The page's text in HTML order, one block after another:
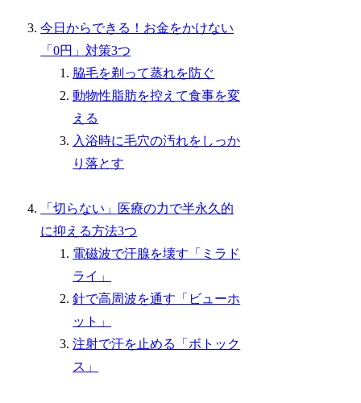
今日からできる！お金をかけない
「0円」対策3つ
脇毛を剃って蒸れを防ぐ
動物性脂肪を控えて食事を変
える
入浴時に毛穴の汚れをしっか
り落とす
「切らない」医療の力で半永久的
に抑える方法3つ
電磁波で汗腺を壊す「ミラド
ライ」
針で高周波を通す「ビューホ
ット」
注射で汗を止める「ボトック
ス」